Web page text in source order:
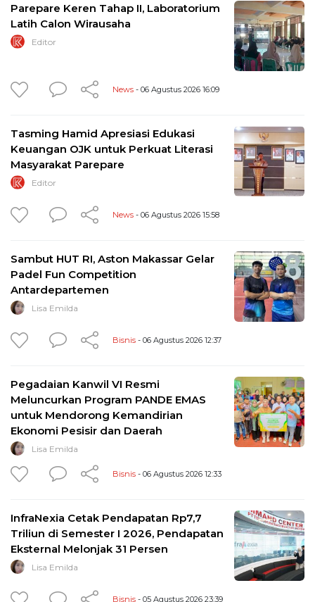
Parepare Keren Tahap II, Laboratorium
Latih Calon Wirausaha
Editor
News - 06 Agustus 2026 16:09
Tasming Hamid Apresiasi Edukasi
Keuangan OJK untuk Perkuat Literasi
Masyarakat Parepare
Editor
News - 06 Agustus 2026 15:58
Sambut HUT RI, Aston Makassar Gelar
Padel Fun Competition
Antardepartemen
Lisa Emilda
Bisnis - 06 Agustus 2026 12:37
Pegadaian Kanwil VI Resmi
Meluncurkan Program PANDE EMAS
untuk Mendorong Kemandirian
Ekonomi Pesisir dan Daerah
Lisa Emilda
Bisnis - 06 Agustus 2026 12:33
InfraNexia Cetak Pendapatan Rp7,7
Triliun di Semester I 2026, Pendapatan
Eksternal Melonjak 31 Persen
Lisa Emilda
Bisnis - 05 Agustus 2026 23:39